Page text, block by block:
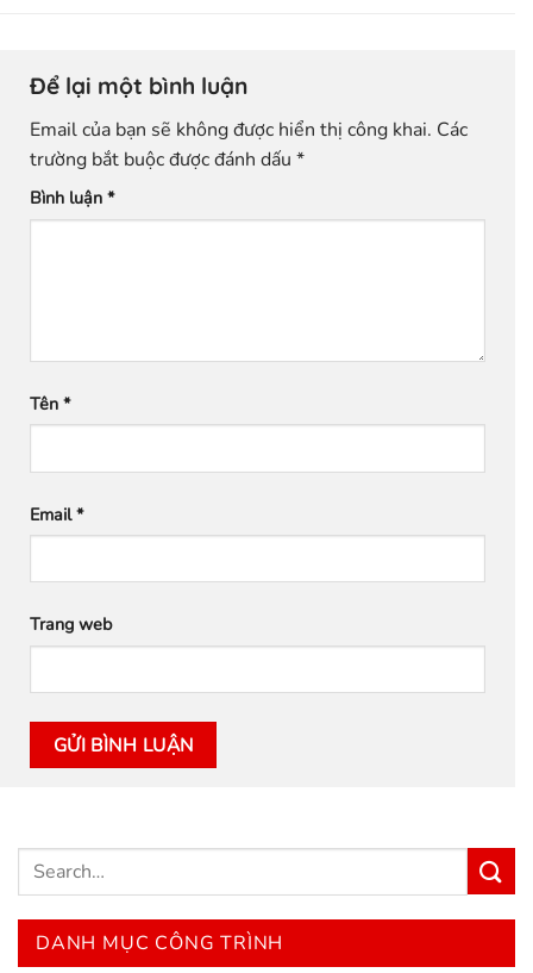
Để lại một bình luận
Email của bạn sẽ không được hiển thị công khai. Các
trường bắt buộc được đánh dấu *
Bình luận *
Tên *
Email*
Trang web
DANH MỤC CÔNG TRÌNH